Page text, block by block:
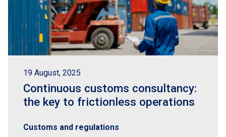
19 August, 2025
Continuous customs consultancy:
the key to frictionless operations
Customs and regulations